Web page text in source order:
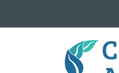
Ir para a navegação
Ir para a busca